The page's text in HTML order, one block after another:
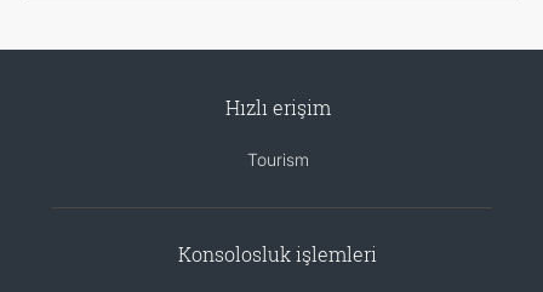
Hızlı erişim
Tourism
Konsolosluk işlemleri